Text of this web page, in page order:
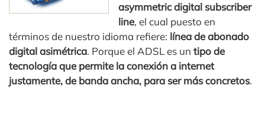
asymmetric digital subscriber
line, el cual puesto en
términos de nuestro idioma refiere: línea de abonado
digital asimétrica. Porque el ADSL es un tipo de
tecnología que permite la conexión a internet
justamente, de banda ancha, para ser más concretos.